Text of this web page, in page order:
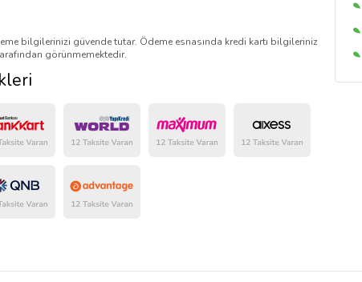
bilgilerinizi güvende tutar. Ödeme esnasında kredi kartı bilgileriniz
görünmemektedir.